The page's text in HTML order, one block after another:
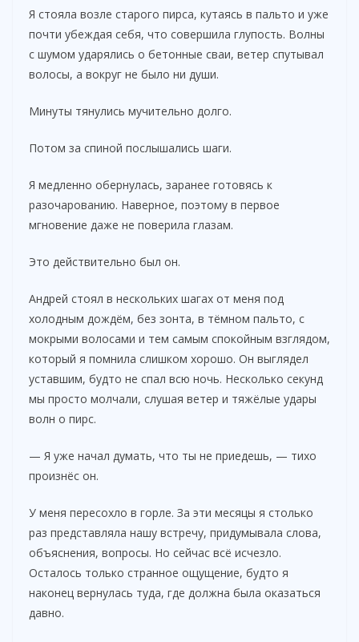
Я стояла возле старого пирса, кутаясь в пальто и уже
почти убеждая себя, что совершила глупость. Волны
с шумом ударялись о бетонные сваи, ветер спутывал
волосы, а вокруг не было ни души.
Минуты тянулись мучительно долго.
Потом за спиной послышались шаги.
Я медленно обернулась, заранее готовясь к
разочарованию. Наверное, поэтому в первое
мгновение даже не поверила глазам.
Это действительно был он.
Андрей стоял в нескольких шагах от меня под
холодным дождём, без зонта, в тёмном пальто, с
мокрыми волосами и тем самым спокойным взглядом,
который я помнила слишком хорошо. Он выглядел
уставшим, будто не спал всю ночь. Несколько секунд
мы просто молчали, слушая ветер и тяжёлые удары
волн о пирс.
— Я уже начал думать, что ты не приедешь, — тихо
произнёс он.
У меня пересохло в горле. За эти месяцы я столько
раз представляла нашу встречу, придумывала слова,
объяснения, вопросы. Но сейчас всё исчезло.
Осталось только странное ощущение, будто я
наконец вернулась туда, где должна была оказаться
давно.